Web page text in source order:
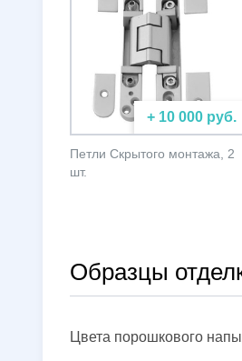
+ 10 000 руб.
Петли Скрытого монтажа, 2
шт.
Образцы
Цвета порошкового